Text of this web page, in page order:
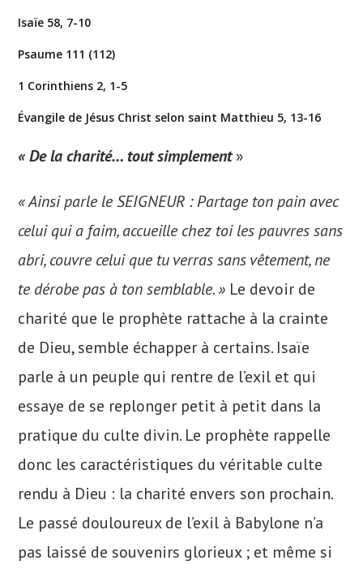
publication :
Isaïe 58, 7-10
Psaume 111 (112)
1 Corinthiens 2, 1-5
Évangile de Jésus Christ selon saint Matthieu 5, 13-16
« De la charité… tout simplement»
«Ainsi parle le SEIGNEUR : Partage ton pain avec
celui qui a faim, accueille chez toi les pauvres sans
abri, couvre celui que tu verras sans vêtement, ne
te dérobe pas à ton semblable. » Le devoir de
charité que le prophète rattache à la crainte
de Dieu, semble échapper à certains. Isaïe
parle à un peuple qui rentre de l’exil et qui
essaye de se replonger petit à petit dans la
pratique du culte divin. Le prophète rappelle
donc les caractéristiques du véritable culte
rendu à Dieu : la charité envers son prochain.
Le passé douloureux de l’exil à Babylone n’a
pas laissé de souvenirs glorieux ; et même si